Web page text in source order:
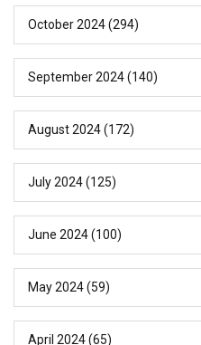
October 2024(294)
September 2024(140)
August 2024(172)
July 2024(125)
June 2024(100)
May 2024(59)
April 2024(65)